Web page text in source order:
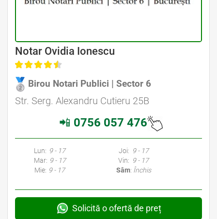
Avocat Specializat în Drept Civil • Avocat Specializat în Dreptul Familiei
Notar Ovidia Ionescu
Birou Notari Publici | Sector 6
Str. Serg. Alexandru Cutieru 25B
📲 0756 057 476
Avocati Bucuresti • Cabinete Avocatura Bucuresti • Avocati Specializati Bucuresti • Avocat Bun Bucuresti • Avocat Bucuresti • Bucuresti Avocat • Avocat
Lun: 9 - 17
Mar: 9 - 17
Mie: 9 - 17
Joi: 9 - 17
Vin: 9 - 17
Sâm: Închis
Solicită o ofertă de preț